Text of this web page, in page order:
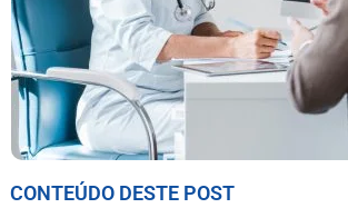
CONTEÚDO DESTE POST